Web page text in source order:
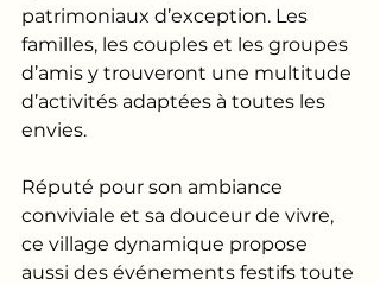
patrimoniaux d’exception. Les
familles, les couples et les groupes
d’amis y trouveront une multitude
d’activités adaptées à toutes les
envies.
Réputé pour son ambiance
conviviale et sa douceur de vivre,
ce village dynamique propose
aussi des événements festifs toute